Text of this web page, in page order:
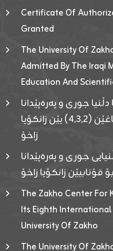
Certificate Of
Granted
The University Of
Admitted By The Iraqi
Education And
جوری و پەرەپێدانا
پرۆگرامان بۆ قوتابیێن قوناغێن (٤٫٣٫٢) یێن زانکۆیا
زاخۆ
جوری و پەرەپێدانا
قۆتابیێن زانکۆیا زاخۆ
The Zakho Center For
Its Eighth
University Of Zakho
The University Of